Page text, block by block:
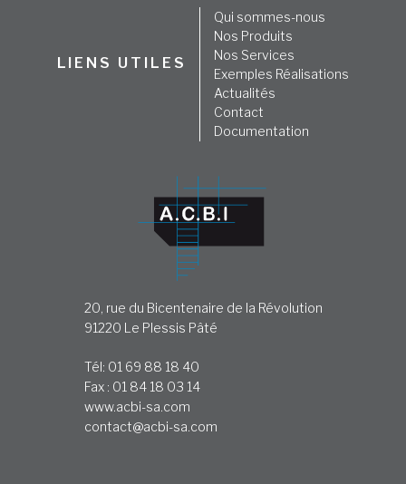
LIENS UTILES
Qui sommes-nous
Nos Produits
Nos Services
Exemples Réalisations
Actualités
Contact
Documentation
20, rue du Bicentenaire de la Révolution
91220 Le Plessis Pâté
Tél: 01 69 88 18 40
Fax : 01 84 18 03 14
www.acbi-sa.com
contact@acbi-sa.com